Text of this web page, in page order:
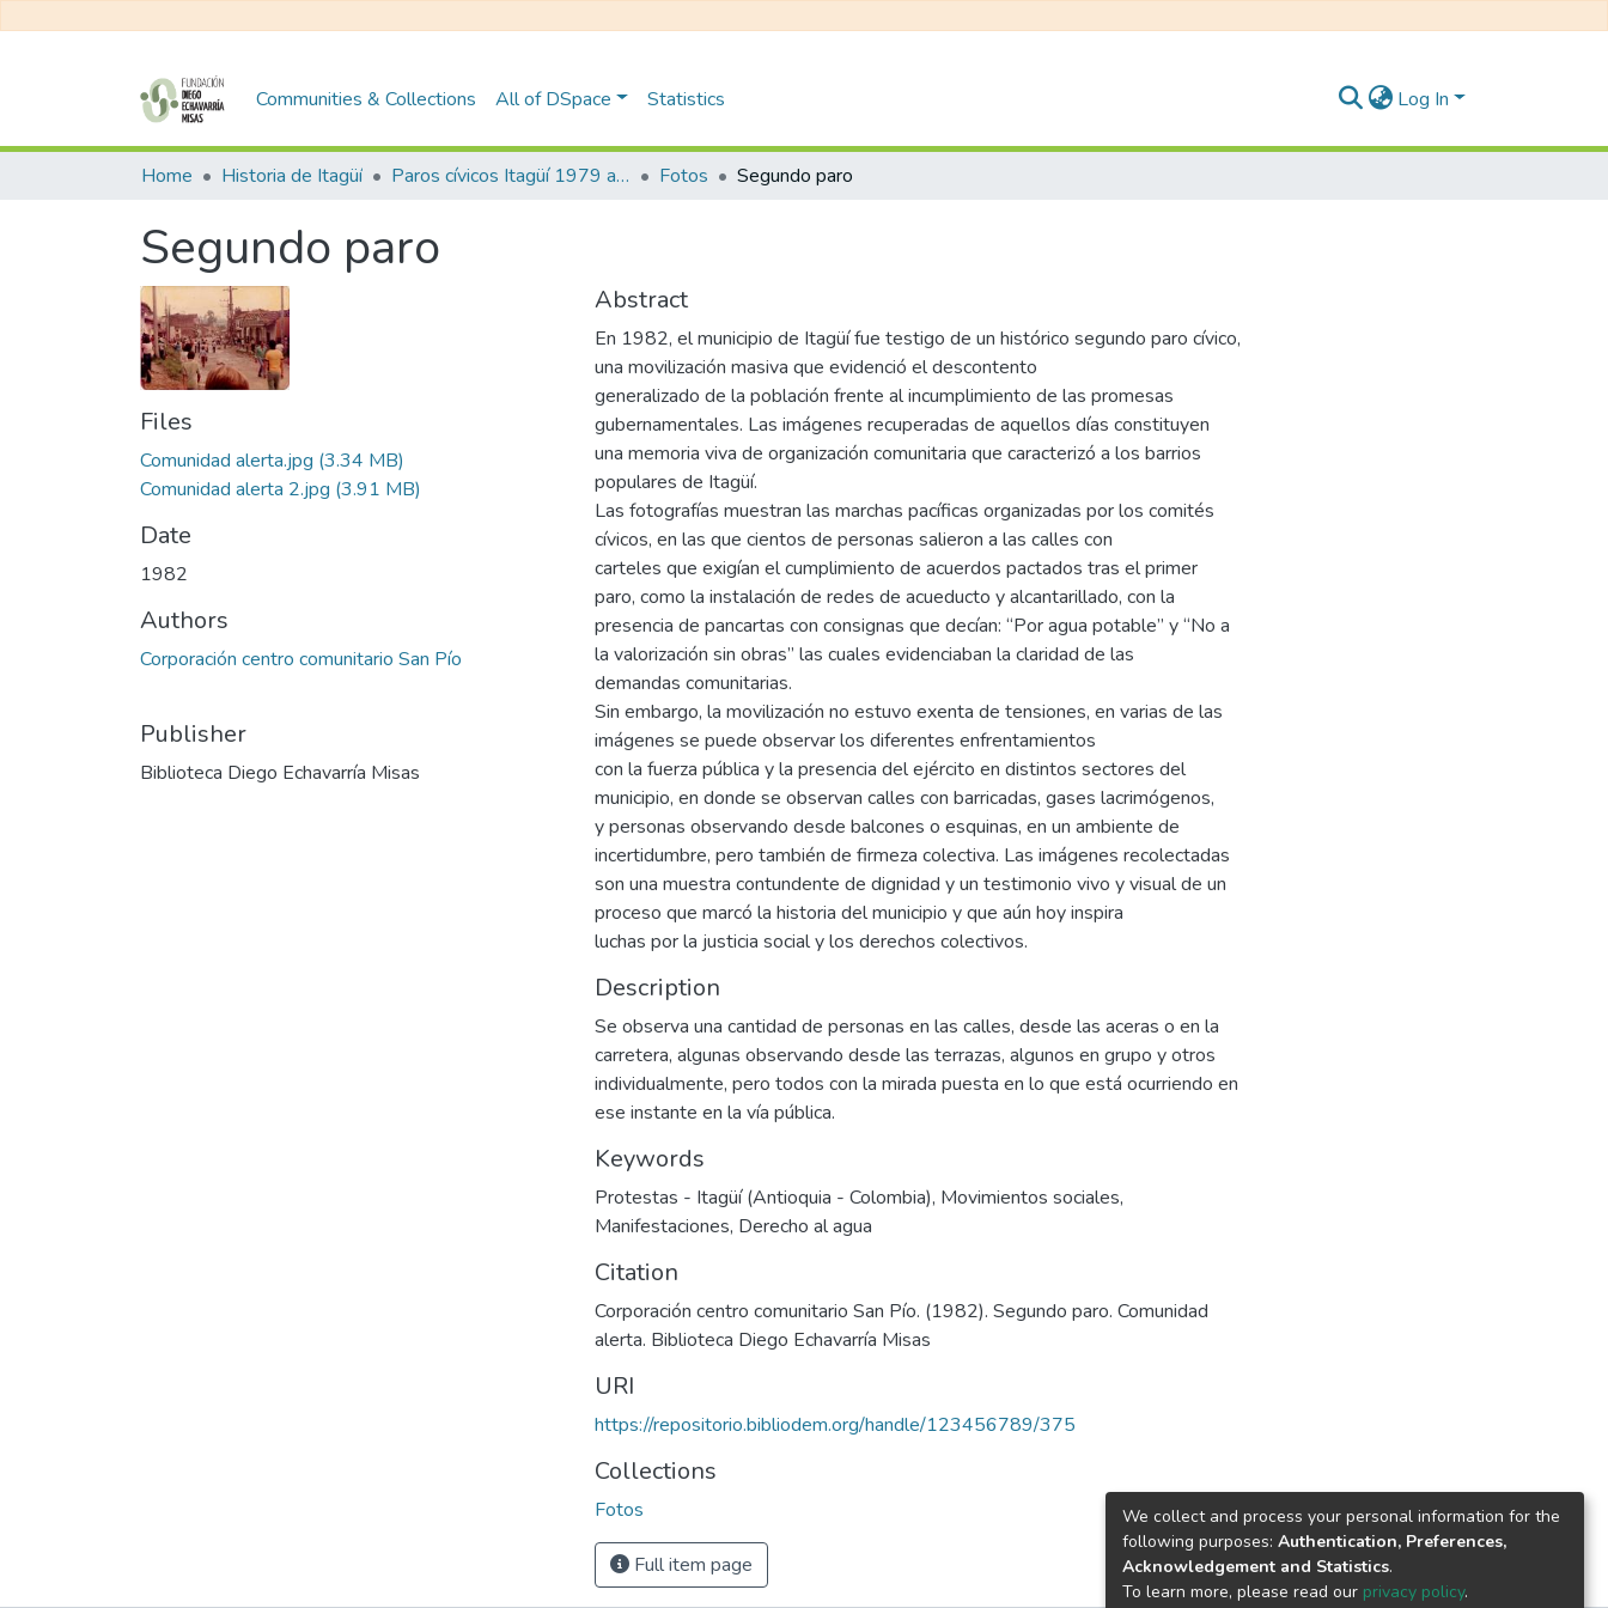
Communities & Collections All of DSpace Statistics Log In
Home Historia de Itagüí Paros cívicos Itagüí 1979 a 1981 Fotos Segundo paro
Segundo paro
Files
Comunidad alerta.jpg (3.34 MB)
Comunidad alerta 2.jpg (3.91 MB)
Date
1982
Authors
Corporación centro comunitario San Pío
Publisher
Biblioteca Diego Echavarría Misas
Abstract
En 1982, el municipio de Itagüí fue testigo de un histórico segundo paro cívico,
una movilización masiva que evidenció el descontento
generalizado de la población frente al incumplimiento de las promesas
gubernamentales. Las imágenes recuperadas de aquellos días constituyen
una memoria viva de organización comunitaria que caracterizó a los barrios
populares de Itagüí.
Las fotografías muestran las marchas pacíficas organizadas por los comités
cívicos, en las que cientos de personas salieron a las calles con
carteles que exigían el cumplimiento de acuerdos pactados tras el primer
paro, como la instalación de redes de acueducto y alcantarillado, con la
presencia de pancartas con consignas que decían: “Por agua potable” y “No a
la valorización sin obras” las cuales evidenciaban la claridad de las
demandas comunitarias.
Sin embargo, la movilización no estuvo exenta de tensiones, en varias de las
imágenes se puede observar los diferentes enfrentamientos
con la fuerza pública y la presencia del ejército en distintos sectores del
municipio, en donde se observan calles con barricadas, gases lacrimógenos,
y personas observando desde balcones o esquinas, en un ambiente de
incertidumbre, pero también de firmeza colectiva. Las imágenes recolectadas
son una muestra contundente de dignidad y un testimonio vivo y visual de un
proceso que marcó la historia del municipio y que aún hoy inspira
luchas por la justicia social y los derechos colectivos.
Description
Se observa una cantidad de personas en las calles, desde las aceras o en la
carretera, algunas observando desde las terrazas, algunos en grupo y otros
individualmente, pero todos con la mirada puesta en lo que está ocurriendo en
ese instante en la vía pública.
Keywords
Protestas - Itagüí (Antioquia - Colombia), Movimientos sociales,
Manifestaciones, Derecho al agua
Citation
Corporación centro comunitario San Pío. (1982). Segundo paro. Comunidad
alerta. Biblioteca Diego Echavarría Misas
URI
https://repositorio.bibliodem.org/handle/123456789/375
Collections
Fotos
Full item page
We collect and process your personal information for the
following purposes: Authentication, Preferences,
Acknowledgement and Statistics.
To learn more, please read our privacy policy.